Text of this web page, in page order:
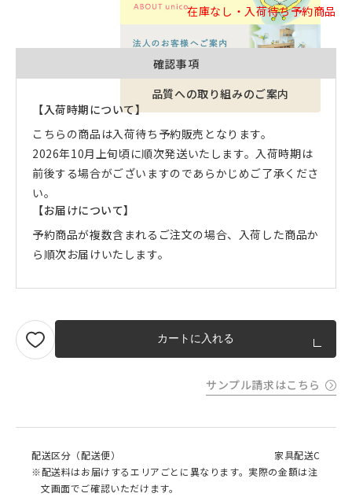
品質への取り組みのご案内
在庫なし・入荷待ち予約商品
確認事項
【入荷時期について】
こちらの商品は入荷待ち予約販売となります。
2026年10月上旬頃に順次発送いたします。入荷時期は
前後する場合がございますのであらかじめご了承くださ
い。
【お届けについて】
予約商品が複数含まれるご注文の場合、入荷した商品か
ら順次お届けいたします。
カートに入れる
サンプル請求はこちら
配送区分（配送便）
家具配送C
※配送料はお届けするエリアごとに異なります。実際の金額は注
文画面でご確認いただけます。